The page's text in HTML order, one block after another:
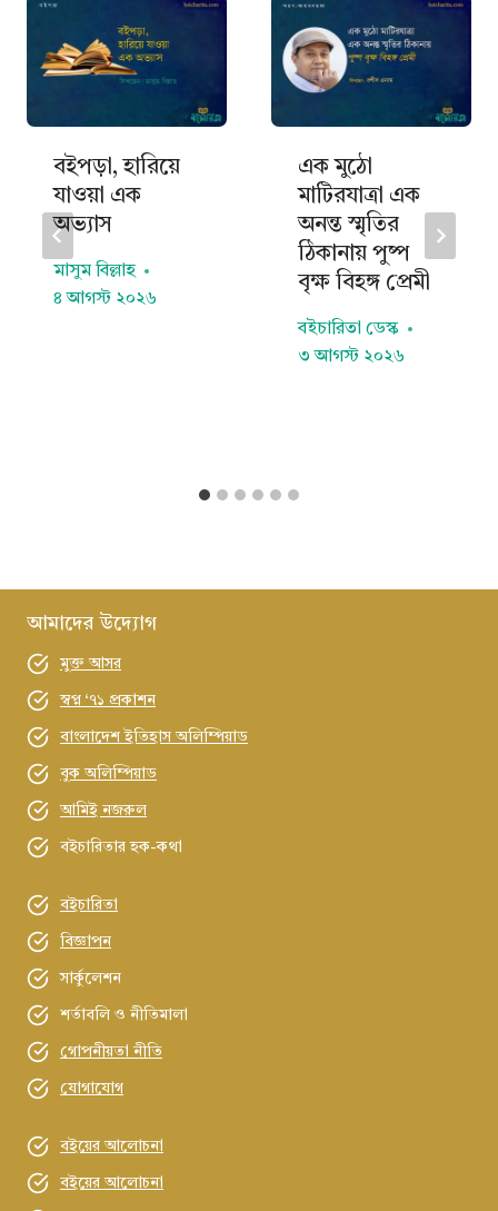
বইপড়া, হারিয়ে
যাওয়া এক
অভ্যাস
মাসুম বিল্লাহ
৪ আগস্ট ২০২৬
এক মুঠো
মাটিরযাত্রা এক
অনন্ত স্মৃতির
ঠিকানায় পুষ্প
বৃক্ষ বিহঙ্গ প্রেমী
বইচারিতা ডেস্ক
৩ আগস্ট ২০২৬
আমাদের উদ্যোগ
মুক্ত আসর
স্বপ্ন ‘৭১ প্রকাশন
বাংলাদেশ ইতিহাস অলিম্পিয়াড
বুক অলিম্পিয়াড
আমিই নজরুল
বইচারিতার হক-কথা
বইচারিতা
বিজ্ঞাপন
সার্কুলেশন
শর্তাবলি ও নীতিমালা
গোপনীয়তা নীতি
যোগাযোগ
বইয়ের আলোচনা
বইয়ের আলোচনা